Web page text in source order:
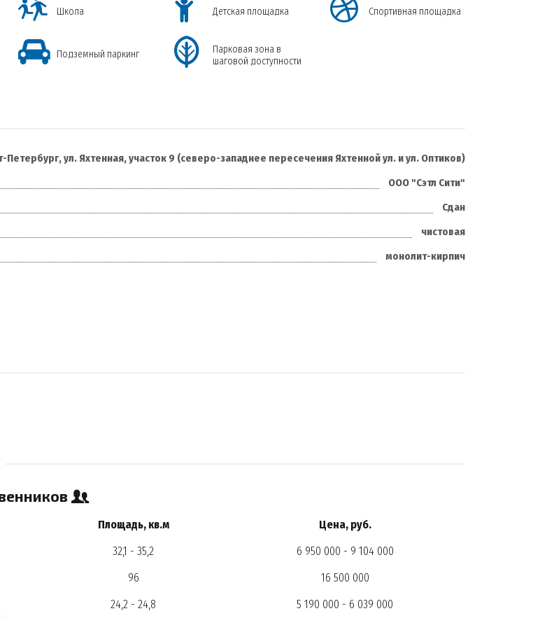
Школа Детская площадка Спортивная площадка
Подземный паркинг
Парковая зона в
шаговой доступности
Петербург, ул. Яхтенная, участок 9 (северо-западнее пересечения Яхтенной ул. и ул. Оптиков)
ООО "Сэтл Сити"
Сдан
чистовая
монолит-кирпич
Площадь, кв.м
Цена, руб.
32,1 - 35,2
6 950 000 - 9 104 000
96
16 500 000
24,2 - 24,8 5 190 000 - 6 039 000